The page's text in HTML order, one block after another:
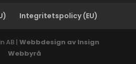
Integritetspolicy (EU)
AB | Webbdesign av Insign
Webbyrå